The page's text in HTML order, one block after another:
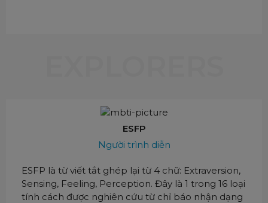
ESFP
Người trình diễn
ESFP là từ viết tắt ghép lại từ 4 chữ: Extraversion,
Sensing, Feeling, Perception. Đây là 1 trong 16 loại
tính cách được nghiên cứu từ chỉ báo nhận dạng